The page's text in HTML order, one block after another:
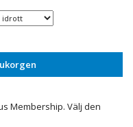
Membership. Välj den